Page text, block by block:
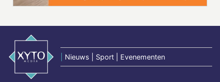
Nieuws | Sport | Evenementen